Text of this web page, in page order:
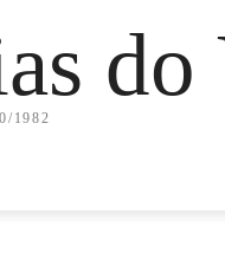
do
1982